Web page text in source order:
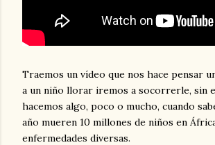
Traemos un vídeo que nos hace pensar
a un niño llorar iremos a socorrerle, sin
hacemos algo, poco o mucho, cuando
año mueren 10 millones de niños en
enfermedades diversas.